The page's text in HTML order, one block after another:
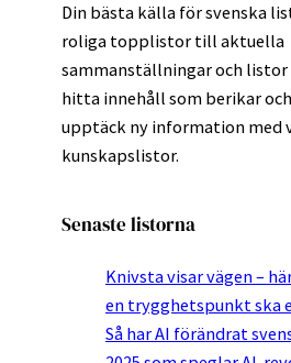
Din bästa källa för svenska
roliga topplistor till aktuella
sammanställningar och
hitta innehåll som berikar
upptäck ny information med
kunskapslistor.
Senaste listorna
Knivsta visar vägen –
en trygghetspunkt ska
Så har AI förändrat